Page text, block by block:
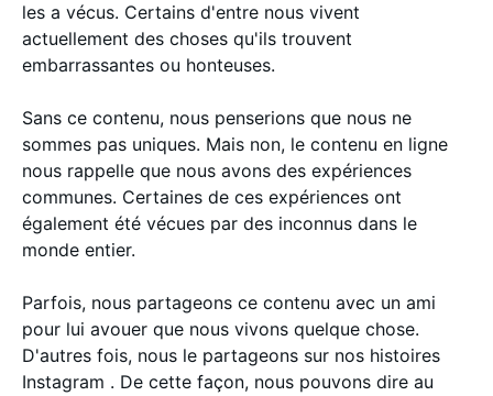
les a vécus. Certains d'entre nous vivent
actuellement des choses qu'ils trouvent
embarrassantes ou honteuses.
Sans ce contenu, nous penserions que nous ne
sommes pas uniques. Mais non, le contenu en ligne
nous rappelle que nous avons des expériences
communes. Certaines de ces expériences ont
également été vécues par des inconnus dans le
monde entier.
Parfois, nous partageons ce contenu avec un ami
pour lui avouer que nous vivons quelque chose.
D'autres fois, nous le partageons sur nos histoires
Instagram . De cette façon, nous pouvons dire au